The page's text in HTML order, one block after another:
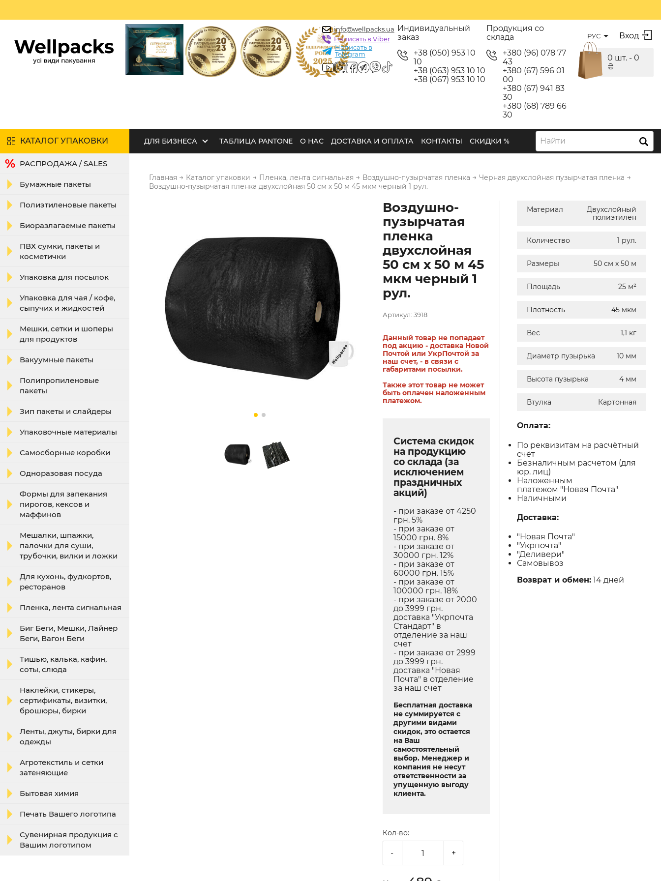
info@wellpacks.ua
Написать в Viber
Написать в
Telegram
Индивидуальный
заказ
+38 (050) 953 10
10
+38 (063) 953 10 10
+38 (067) 953 10 10
Продукция со
склада
+380 (96) 078 77
43
+380 (67) 596 01
00
+380 (67) 941 83
30
+380 (68) 789 66
30
РУС Вход
0 шт. - 0
₴
КАТАЛОГ УПАКОВКИ ДЛЯ БИЗНЕСА ТАБЛИЦА PANTONE О НАС ДОСТАВКА И ОПЛАТА КОНТАКТЫ СКИДКИ % Найти
РАСПРОДАЖА / SALES
Бумажные пакеты
Полиэтиленовые пакеты
Биоразлагаемые пакеты
ПВХ сумки, пакеты и
косметички
Упаковка для посылок
Упаковка для чая / кофе,
сыпучих и жидкостей
Мешки, сетки и шоперы
для продуктов
Вакуумные пакеты
Полипропиленовые
пакеты
Зип пакеты и слайдеры
Упаковочные материалы
Самосборные коробки
Одноразовая посуда
Формы для запекания
пирогов, кексов и
маффинов
Мешалки, шпажки,
палочки для суши,
трубочки, вилки и ложки
Для кухонь, фудкортов,
ресторанов
Пленка, лента сигнальная
Биг Беги, Мешки, Лайнер
Беги, Вагон Беги
Тишью, калька, кафин,
соты, слюда
Наклейки, стикеры,
сертификаты, визитки,
брошюры, бирки
Ленты, джуты, бирки для
одежды
Агротекстиль и сетки
затеняющие
Бытовая химия
Печать Вашего логотипа
Сувенирная продукция с
Вашим логотипом
Главная → Каталог упаковки → Пленка, лента сигнальная → Воздушно-пузырчатая пленка → Черная двухслойная пузырчатая пленка →
Воздушно-пузырчатая пленка двухслойная 50 см х 50 м 45 мкм черный 1 рул.
Воздушно-
пузырчатая
пленка
двухслойная
50 см х 50 м 45
мкм черный 1
рул.
Артикул: 3918
Данный товар не попадает
под акцию - доставка Новой
Почтой или УкрПочтой за
наш счет, - в связи с
габаритами посылки.
Также этот товар не может
быть оплачен наложенным
платежом.
Система скидок
на продукцию
со склада (за
исключением
праздничных
акций)
- при заказе от 4250
грн. 5%
- при заказе от
15000 грн. 8%
- при заказе от
30000 грн. 12%
- при заказе от
60000 грн. 15%
- при заказе от
100000 грн. 18%
- при заказе от 2000
до 3999 грн.
доставка "Укрпочта
Стандарт" в
отделение за наш
счет
- при заказе от 2999
до 3999 грн.
доставка "Новая
Почта" в отделение
за наш счет
Бесплатная доставка
не суммируется с
другими видами
скидок, это остается
на Ваш
самостоятельный
выбор. Менеджер и
компания не несут
ответственности за
упущенную выгоду
клиента.
Кол-во:
- +
Материал
Двухслойный
полиэтилен
Количество 1 рул.
Размеры 50 см х 50 м
Площадь 25 м²
Плотность 45 мкм
Вес 1,1 кг
Диаметр пузырька 10 мм
Высота пузырька 4 мм
Втулка Картонная
Оплата:
По реквизитам на расчётный
счёт
Безналичным расчетом (для
юр. лиц)
Наложенным
платежом "Новая Почта"
Наличными
Доставка:
"Новая Почта"
"Укрпочта"
"Деливери"
Самовывоз
Возврат и обмен: 14 дней